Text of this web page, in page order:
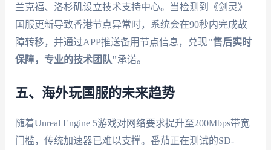
兰克福、洛杉矶设立技术支持中心。当检测到《剑灵》
国服更新导致香港节点异常时，系统会在90秒内完成故
障转移，并通过APP推送备用节点信息，兑现"售后实时
保障，专业的技术团队"承诺。
五、海外玩国服的未来趋势
随着Unreal Engine 5游戏对网络要求提升至200Mbps带宽
门槛，传统加速器已难以支撑。番茄正在测试的SD-